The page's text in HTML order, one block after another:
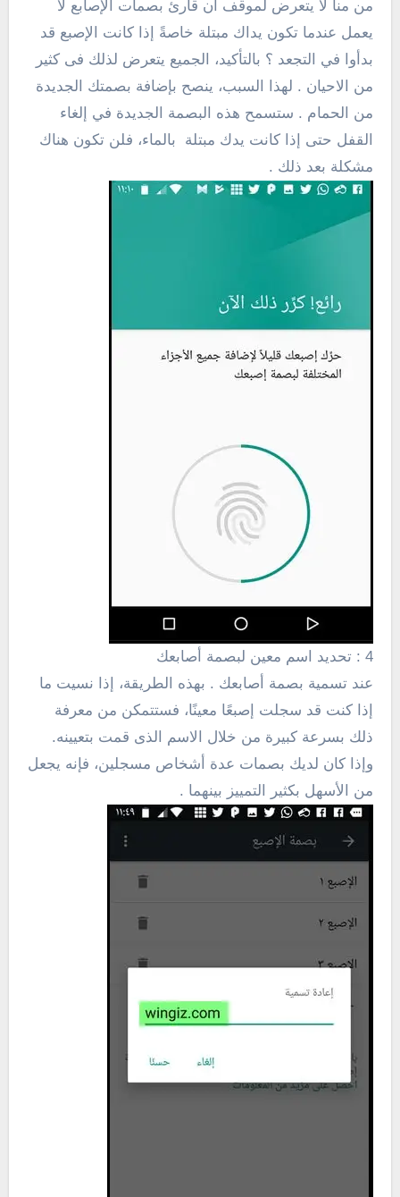
من منا لا يتعرض لموقف أن قارئ بصمات الإصابع لا
يعمل عندما تكون يداك مبتلة خاصةً إذا كانت الإصبع قد
بدأوا في التجعد ؟ بالتأكيد، الجميع يتعرض لذلك فى كثير
من الاحيان . لهذا السبب، ينصح بإضافة بصمتك الجديدة
من الحمام . ستسمح هذه البصمة الجديدة في إلغاء
القفل حتى إذا كانت يدك مبتلة بالماء، فلن تكون هناك
مشكلة بعد ذلك .
4 : تحديد اسم معين لبصمة
أصابعك
عند تسمية بصمة أصابعك . بهذه الطريقة، إذا نسيت ما
إذا كنت قد سجلت إصبعًا معينًا، فستتمكن من معرفة
ذلك بسرعة كبيرة من خلال الاسم الذى قمت بتعيينه.
وإذا كان لديك بصمات عدة أشخاص مسجلين، فإنه يجعل
من الأسهل بكثير التمييز بينهما .